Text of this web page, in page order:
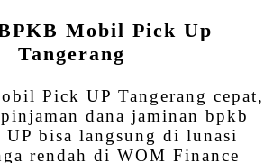
Mobil Pick Up
Tangerang
Pick UP Tangerang cepat,
dana jaminan bpkb
bisa langsung di lunasi
rendah di WOM Finance